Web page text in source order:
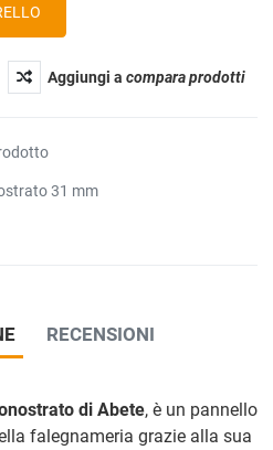
Aggiungi acompara prodotti
31 mm
RECENSIONI
di Abete, è un pannello
falegnameria grazie alla sua